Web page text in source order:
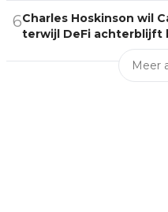
6Charles Hoskinson wil
terwijl DeFi achterblijft
Meer